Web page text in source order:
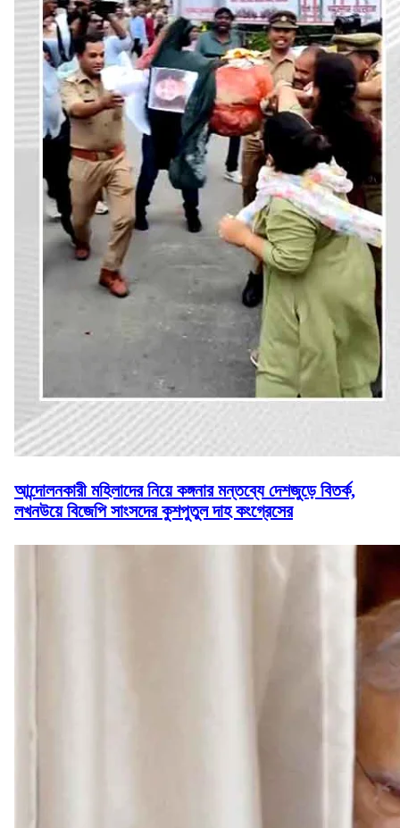
আন্দোলনকারী মহিলাদের নিয়ে কঙ্গনার মন্তব্যে দেশজুড়ে বিতর্ক,
লখনউয়ে বিজেপি সাংসদের কুশপুতুল দাহ কংগ্রেসের